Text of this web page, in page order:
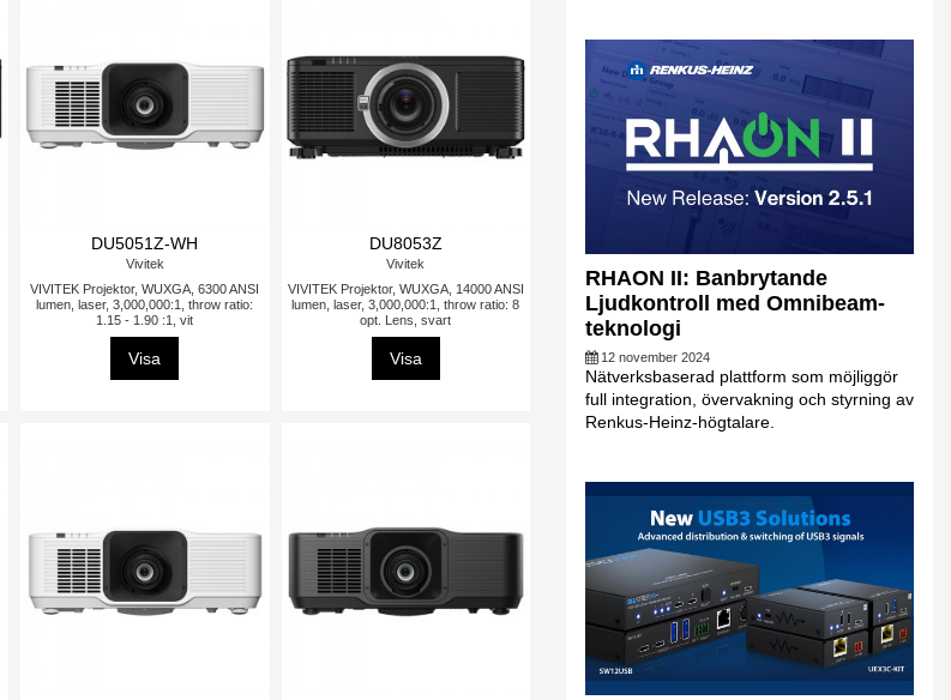
DU5051Z-WH
Vivitek
VIVITEK Projektor, WUXGA, 6300 ANSI
lumen, laser, 3,000,000:1, throw ratio:
1.15 - 1.90 :1, vit
Visa
DU8053Z
Vivitek
VIVITEK Projektor, WUXGA, 14000 ANSI
lumen, laser, 3,000,000:1, throw ratio: 8
opt. Lens, svart
Visa
RHAON II: Banbrytande
Ljudkontroll med Omnibeam-
teknologi
12 november 2024
Nätverksbaserad plattform som möjliggör
full integration, övervakning och styrning av
Renkus-Heinz-högtalare.